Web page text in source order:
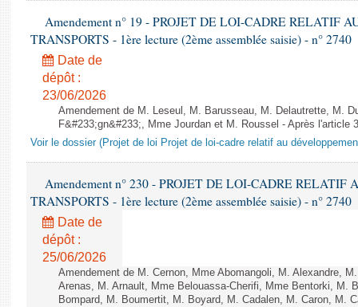
Amendement n° 19 - PROJET DE LOI-CADRE RELATIF
TRANSPORTS - 1ère lecture (2ème assemblée saisie) - n° 2740
Date de
dépôt :
23/06/2026
Amendement de M. Leseul, M. Barusseau, M. Delautrette, M.
F&#233;gn&#233;, Mme Jourdan et M. Roussel - Après l'article
Voir le dossier (Projet de loi Projet de loi-cadre relatif au
Amendement n° 230 - PROJET DE LOI-CADRE RELATIF
TRANSPORTS - 1ère lecture (2ème assemblée saisie) - n° 2740
Date de
dépôt :
25/06/2026
Amendement de M. Cernon, Mme Abomangoli, M. Alexandre,
Arenas, M. Arnault, Mme Belouassa-Cherifi, Mme Bentorki, M.
Bompard, M. Boumertit, M. Boyard, M. Cadalen, M. Caron, M.